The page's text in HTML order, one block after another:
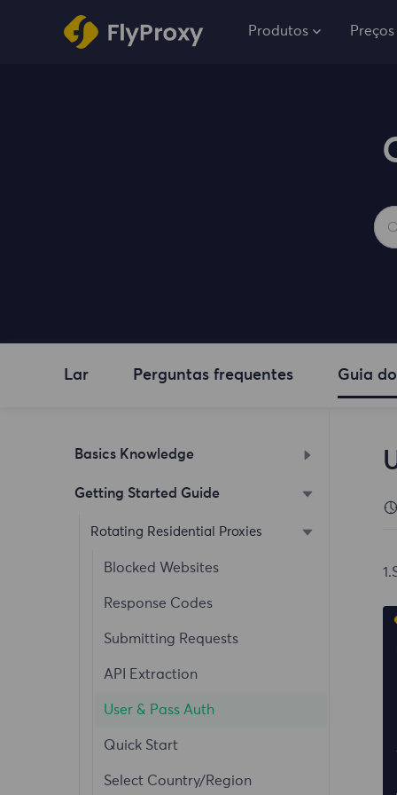
Produtos Preços
Lar Perguntas frequentes Guia
Basics Knowledge
How to Enable Notifications
What is FlyProxy
Extraction Method
Change Password
Purchase Guide
Registration Guide
Add User Tutorial
Whitelist Authentication
Dashboard
Getting Started Guide
Rotating Residential Proxies
Blocked Websites
Response Codes
Submitting Requests
API Extraction
User & Pass Auth
Quick Start
Select Country/Region